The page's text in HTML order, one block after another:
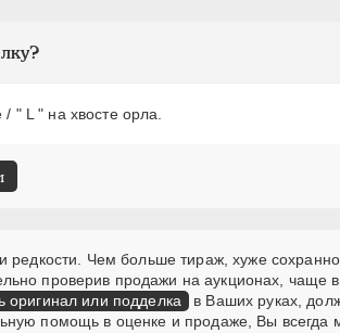
" L " на хвосте орла.
редкости. Чем больше тираж, хуже
проверив продажи на аукционах, чаще
оригинал или подделка
в Ваших руках,
помощь в оценке и продаже, Вы всегда